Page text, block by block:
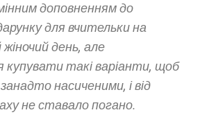
доповненням до
для вчительки на
день, але
купувати такі варіанти, щоб
насиченими, і від
не ставало погано.